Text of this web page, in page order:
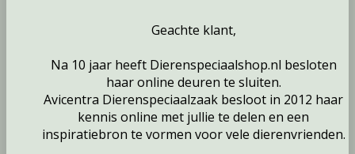
Geachte klant,
Na 10 jaar heeft Dierenspeciaalshop.nl besloten
haar online deuren te sluiten.
Avicentra Dierenspeciaalzaak besloot in 2012 haar
kennis online met jullie te delen en een
inspiratiebron te vormen voor vele dierenvrienden.